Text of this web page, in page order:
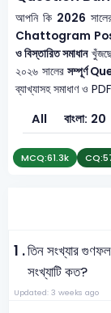
আপনি কি 2026
Chattogram
ও বিস্তারিত সমাধান
২০২৬ সালের সম্পূর্ণ
ব্যাখ্যাসহ সমাধাণ ও
All বাংলা: 20
MCQ:61.3k CQ:
1 .তিন সংখ্যার
সংখ্যাটি কত?
Updated: 3 weeks ago